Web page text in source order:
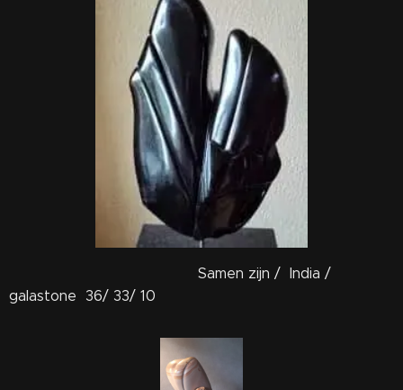
Samen zijn / India /
galastone 36/ 33/ 10